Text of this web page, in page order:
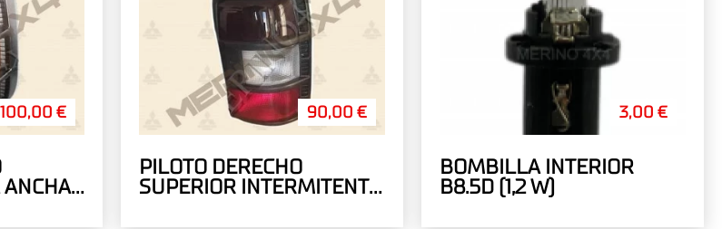
100,00 €
ANCHA
90,00 €
PILOTO DERECHO
SUPERIOR INTERMITENTE
3,00 €
BOMBILLA INTERIOR
B8.5D (1,2 W)